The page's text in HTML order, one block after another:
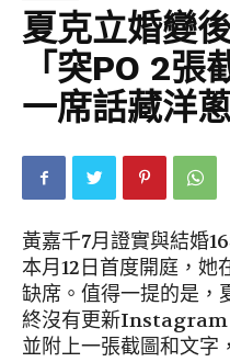
夏克立婚變
「突PO 2
一席話藏洋
黃嘉千7月證實與結婚
本月12日首度開庭，她
缺席。值得一提的是，
終沒有更新Instagram
並附上一張截圖和文字